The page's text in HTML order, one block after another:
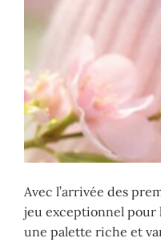
Avec l’arrivée des
jeu exceptionnel pour
une palette riche et